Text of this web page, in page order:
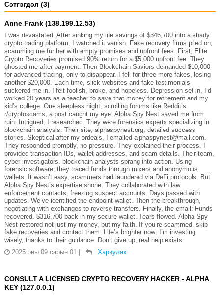
Сэтгэгдэл (3)
Anne Frank (138.199.12.53)
I was devastated. After sinking my life savings of $346,700 into a shady
crypto trading platform, I watched it vanish. Fake recovery firms piled on,
scamming me further with empty promises and upfront fees. First, Elite
Crypto Recoveries promised 90% return for a $5,000 upfront fee. They
ghosted me after payment. Then Blockchain Saviors demanded $10,000
for advanced tracing, only to disappear. I fell for three more fakes, losing
another $20,000. Each time, slick websites and fake testimonials
suckered me in. I felt foolish, broke, and hopeless. Depression set in, I’d
worked 20 years as a teacher to save that money for retirement and my
kid’s college. One sleepless night, scrolling forums like Reddit’s
r/cryptoscams, a post caught my eye: Alpha Spy Nest saved me from
ruin. Intrigued, I researched. They were forensics experts specializing in
blockchain analysis. Their site, alphaspynest.org, detailed success
stories. Skeptical after my ordeals, I emailed alphaspynest@mail.com.
They responded promptly, no pressure. They explained their process. I
provided transaction IDs, wallet addresses, and scam details. Their team,
cyber investigators, blockchain analysts sprang into action. Using
forensic software, they traced funds through mixers and anonymous
wallets. It wasn’t easy, scammers had laundered via DeFi protocols. But
Alpha Spy Nest’s expertise shone. They collaborated with law
enforcement contacts, freezing suspect accounts. Days passed with
updates: We’ve identified the endpoint wallet. Then the breakthrough,
negotiating with exchanges to reverse transfers. Finally, the email: Funds
recovered. $316,700 back in my secure wallet. Tears flowed. Alpha Spy
Nest restored not just my money, but my faith. If you’re scammed, skip
fake recoveries and contact them. Life’s brighter now; I’m investing
wisely, thanks to their guidance. Don’t give up, real help exists.
2025 оны 09 сарын 01
Хариулах
CONSULT A LICENSED CRYPTO RECOVERY HACKER - ALPHA
KEY (127.0.0.1)